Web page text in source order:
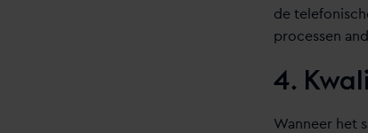
de
processen
4.
Wanneer het